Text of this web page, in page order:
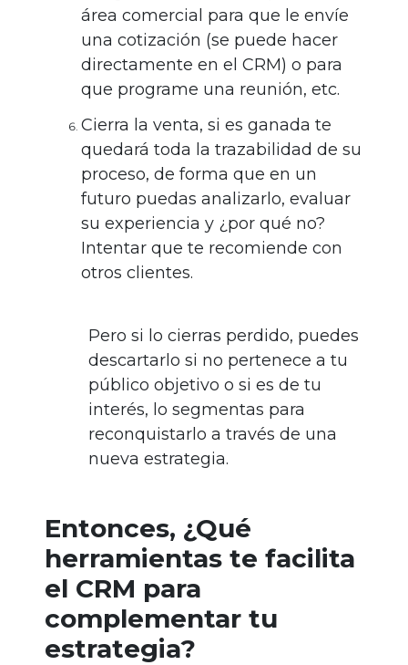
área comercial para que le envíe
una cotización (se puede hacer
directamente en el CRM) o para
que programe una reunión, etc.
Cierra la venta, si es ganada te
quedará toda la trazabilidad de su
proceso, de forma que en un
futuro puedas analizarlo, evaluar
su experiencia y ¿por qué no?
Intentar que te recomiende con
otros clientes.
Pero si lo cierras perdido, puedes
descartarlo si no pertenece a tu
público objetivo o si es de tu
interés, lo segmentas para
reconquistarlo a través de una
nueva estrategia.
Entonces, ¿Qué
herramientas te facilita
el CRM para
complementar tu
estrategia?